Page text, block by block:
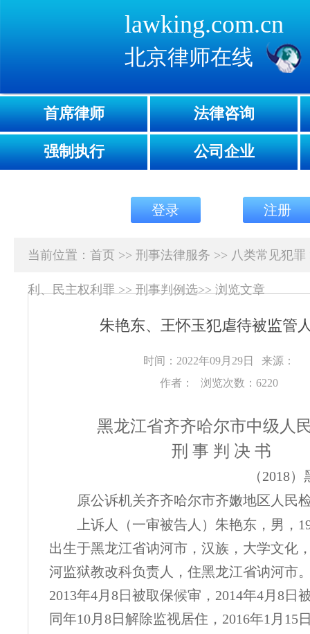
lawking.com.cn
北京律师在线
首席律师 法律咨询
强制执行 公司企业
登录 注册
当前位置： 首页 >> 刑事法律服务 >> 八类常见犯罪
利、民主权利罪>>刑事判例选>>浏览文章
朱艳东、王怀玉犯虐待被监管
时间：2022年09月29日
来源：
作者：
浏览次数：6220
黑龙江省齐齐哈尔市中级人
刑 事 判 决 书
（2018）
原公诉机关齐齐哈尔市齐嫩地区人民
上诉人（一审被告人）朱艳东，男，
出生于黑龙江省讷河市，汉族，大学文化
河监狱教改科负责人，住黑龙江省讷河市
2013年4月8日被取保候审，2014年4月8日
同年10月8日解除监视居住，2016年1月15